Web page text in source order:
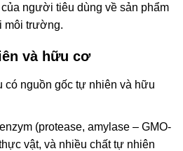
người tiêu dùng về sản phẩm
môi trường.
và hữu cơ
có nguồn gốc tự nhiên và hữu
(protease, amylase – GMO-
vật, và nhiều chất tự nhiên